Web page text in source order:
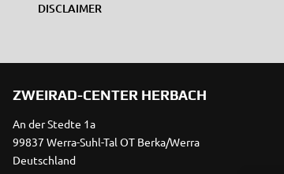
DISCLAIMER
ZWEIRAD-CENTER HERBACH
An der Stedte 1a
99837 Werra-Suhl-Tal OT Berka/Werra
Deutschland